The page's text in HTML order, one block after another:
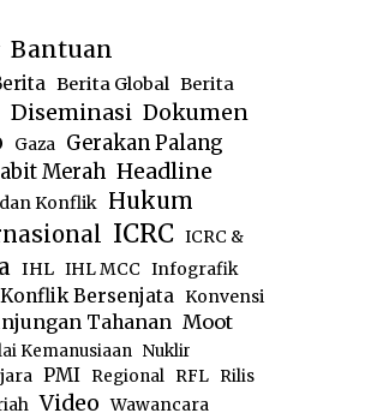
Bantuan
Berita Global Berita
Diseminasi Dokumen
Gaza Gerakan Palang
Merah Headline
Konflik Hukum
ICRC ICRC &
IHL IHL MCC Infografik
Konflik Bersenjata Konvensi
Tahanan Moot
Kemanusiaan Nuklir
PMI Regional RFL
Rilis
Video Wawancara